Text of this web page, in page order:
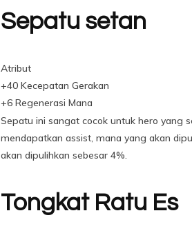
Sepatu setan
Atribut
+40 Kecepatan Gerakan
+6 Regenerasi Mana
Sepatu ini sangat cocok untuk hero yang
mendapatkan assist, mana yang akan
akan dipulihkan sebesar 4%.
Tongkat Ratu Es